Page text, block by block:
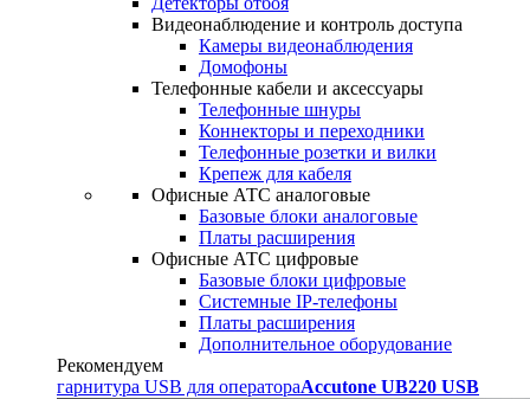
Видеонаблюдение и контроль доступа
Камеры видеонаблюдения
Домофоны
Телефонные кабели и аксессуары
Телефонные шнуры
Коннекторы и переходники
Телефонные розетки и вилки
Крепеж для кабеля
Офисные АТС аналоговые
Базовые блоки аналоговые
Платы расширения
Офисные АТС цифровые
Базовые блоки цифровые
Системные IP-телефоны
Платы расширения
Дополнительное оборудование
Рекомендуем
гарнитура USB для оператораAccutone UB220 USB